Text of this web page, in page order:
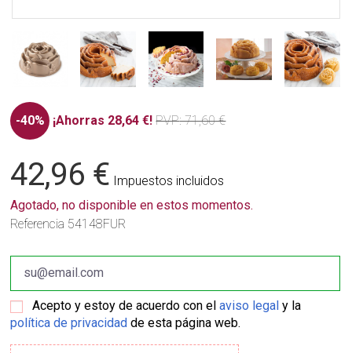
-40% ¡Ahorras 28,64 €! PVP: 71,60 €
42,96 € Impuestos incluidos
Agotado, no disponible en estos momentos.
Referencia 54148FUR
Acepto y estoy de acuerdo con elaviso legal y la
política de privacidad de esta página web.